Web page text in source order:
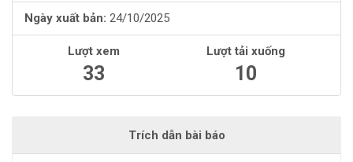
Ngày xuất bản: 24/10/2025
Lượt xem
33
Lượt tải xuống
10
Trích dẫn bài báo